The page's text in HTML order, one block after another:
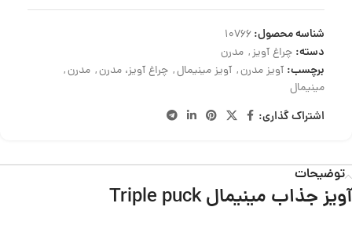
شناسه محصول:10766
دسته: چراغ آویز, مدرن
برچسب: آویز مدرن, آویز مینیمال, چراغ آویز، مدرن, مدرن,
مینیمال
اشتراک گذاری:
توضیحات
آویز جذاب مینیمال Triple puck